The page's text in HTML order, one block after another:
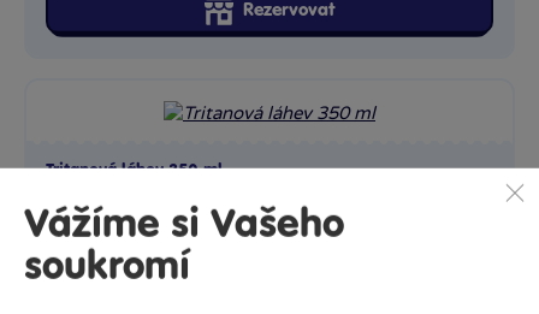
Rezervovat
Tritanová láhev 350 ml
Pitný režim je důležitý. Ať už plánujete túru nebo cyklo...
Skladem
prodejny
Ihned: 20 poboček
Vážíme si Vašeho
soukromí